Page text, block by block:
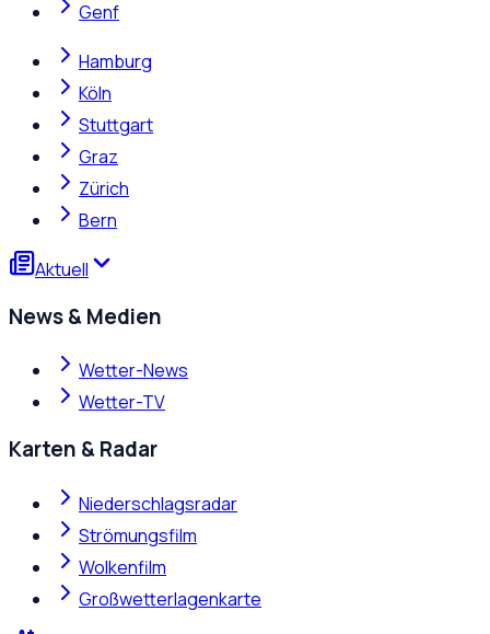
Genf
Hamburg
Köln
Stuttgart
Graz
Zürich
Bern
Aktuell
News & Medien
Wetter-News
Wetter-TV
Karten & Radar
Niederschlagsradar
Strömungsfilm
Wolkenfilm
Großwetterlagenkarte